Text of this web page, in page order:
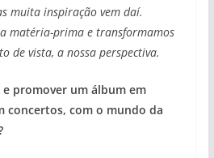
muita inspiração vem daí.
matéria-prima e transformamos
de vista, a nossa perspectiva.
promover um álbum em
concertos, com o mundo da